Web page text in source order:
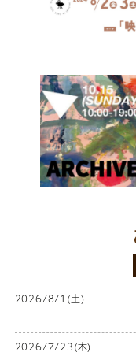
2026/8/1(土)
2026/7/23(木)